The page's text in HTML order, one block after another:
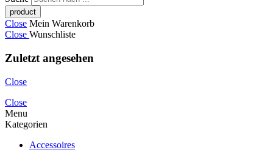
Close Mein Warenkorb
Close Wunschliste
Zuletzt angesehen
Close
Close
Menu
Kategorien
Accessoires